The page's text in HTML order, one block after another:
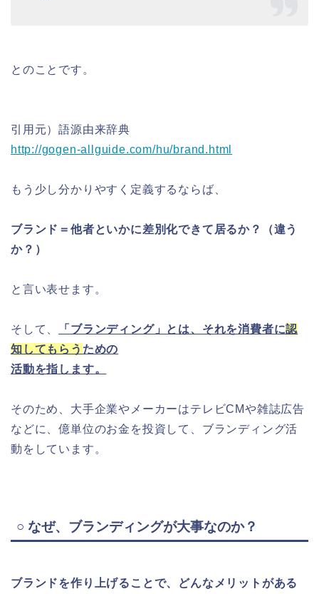
とのことです。
引用元）語源由来辞典
http://gogen-allguide.com/hu/brand.html
もう少し分かりやすく定義するならば、
ブランド＝他者といかに差別化できて居るか？（違う
か？）
と言い表せます。
そして、 「ブランディング」とは、それを消費者に認
知してもらう ための
活動を指します。
そのため、大手企業やメーカーはテレビCMや雑誌広告
などに、億単位のお金を投資して、ブランディング活
動をしています。
○ なぜ、ブランディングが大事なのか？
ブランドを作り上げることで、どんなメリットがある